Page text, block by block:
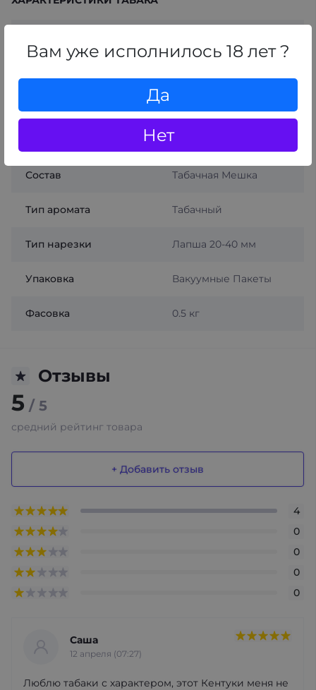
Вам уже исполнилось 18 лет ?
Да
Нет
Состав Табачная Мешка
Тип аромата Табачный
Тип нарезки Лапша 20-40 мм
Упаковка Вакуумные Пакеты
Фасовка 0.5 кг
Отзывы
5 / 5
средний рейтинг товара
+ Добавить отзыв
4
0
0
0
0
Саша
12 апреля (07:27)
Люблю табаки с характером, этот Кентуки меня не